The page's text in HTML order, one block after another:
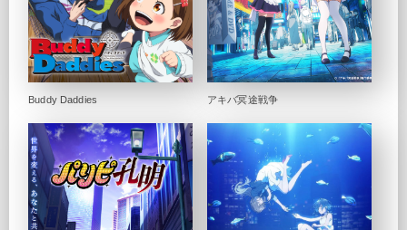
Buddy Daddies アキバ冥途戦争